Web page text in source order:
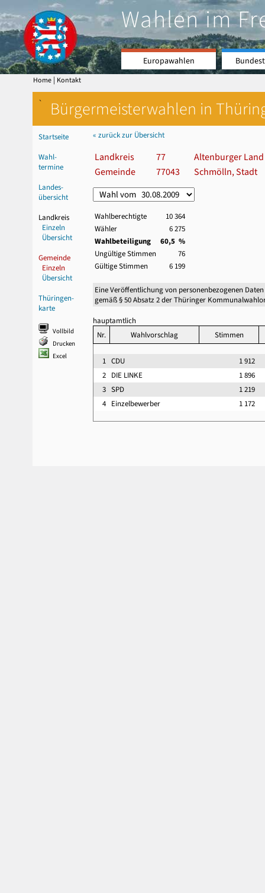
Wahlen im
Europawahlen
Home | Kontakt
` Bürgermeisterwahlen in
Startseite
Wahl-
termine
Landes-
übersicht
Landkreis
Einzeln
Übersicht
Gemeinde
Einzeln
Übersicht
Thüringen-
karte
Vollbild
Drucken
Excel
« zurück zur Übersicht
Landkreis 77
Altenburger Land
Gemeinde
77043 Schmölln, Stadt
Wahlberechtigte
10 364
Wähler
6 275
Wahlbeteiligung
60,5 %
Ungültige Stimmen
76
Gültige Stimmen
6 199
Eine Veröffentlichung von personenbezogenen
gemäß § 50 Absatz 2 der Thüringer
hauptamtlich
Nr.
Wahlvorschlag Stimmen
1 CDU
1 912
2 DIE LINKE
1 896
3 SPD
1 219
4 Einzelbewerber 1 172